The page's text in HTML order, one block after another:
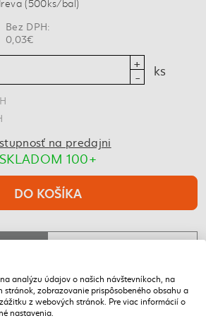
(500ks/bal)
Bez DPH:
0,03€
ks
na predajni
SKLADOM 100+
DO KOŠÍKA
NAVŠTÍVENÉ
analýzu údajov o našich návštevníkoch, na
stránok, zobrazovanie prispôsobeného obsahu a
z webových stránok. Pre viac informácií o
nastavenia.